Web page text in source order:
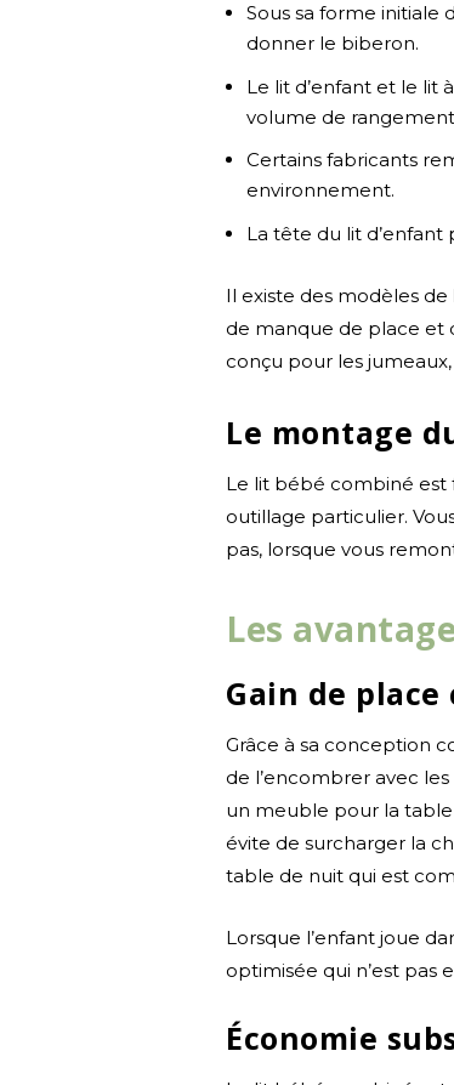
Sous sa forme initiale
donner le biberon.
Le lit d’enfant et le lit
volume de
Certains fabricants
environnement.
La tête du lit
Il existe des modèles de
de manque de place et
conçu pour les
Le montage
Le lit bébé combiné est
outillage particulier.
pas, lorsque vous
Les
Gain de
Grâce à sa conception
de l’encombrer avec
un meuble pour la table
évite de surcharger la
table de nuit qui est
Lorsque l’enfant joue
optimisée qui n’est pas
Économie